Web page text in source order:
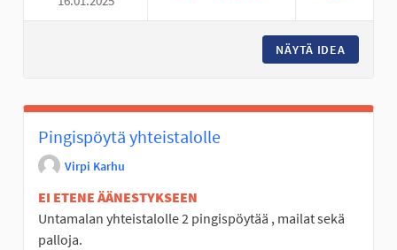
NÄYTÄ IDEA
Pingispöytä yhteistalolle
Virpi Karhu
EI ETENE ÄÄNESTYKSEEN
Untamalan yhteistalolle 2 pingispöytää , mailat sekä
palloja.